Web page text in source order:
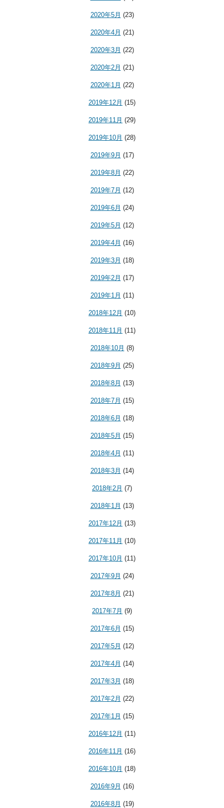
2020年5月 (23)
2020年4月 (21)
2020年3月 (22)
2020年2月 (21)
2020年1月 (22)
2019年12月 (15)
2019年11月 (29)
2019年10月 (28)
2019年9月 (17)
2019年8月 (22)
2019年7月 (12)
2019年6月 (24)
2019年5月 (12)
2019年4月 (16)
2019年3月 (18)
2019年2月 (17)
2019年1月 (11)
2018年12月 (10)
2018年11月 (11)
2018年10月 (8)
2018年9月 (25)
2018年8月 (13)
2018年7月 (15)
2018年6月 (18)
2018年5月 (15)
2018年4月 (11)
2018年3月 (14)
2018年2月 (7)
2018年1月 (13)
2017年12月 (13)
2017年11月 (10)
2017年10月 (11)
2017年9月 (24)
2017年8月 (21)
2017年7月 (9)
2017年6月 (15)
2017年5月 (12)
2017年4月 (14)
2017年3月 (18)
2017年2月 (22)
2017年1月 (15)
2016年12月 (11)
2016年11月 (16)
2016年10月 (18)
2016年9月 (16)
2016年8月 (19)